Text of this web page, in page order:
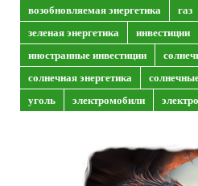
возобновляемая энергетика
газ
зеленая энергетика
инвестиции
иностранные инвестиции
солнечная энергетика
уголь
электромобили